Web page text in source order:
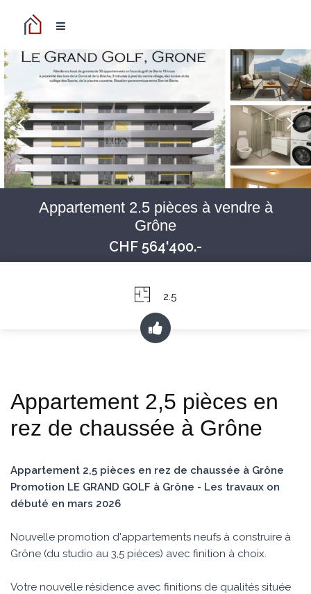
Appartement 2.5 pièces à vendre à
Grône
CHF 564'400.-
2.5
Appartement 2,5 pièces en
rez de chaussée à Grône
Appartement 2,5 pièces en rez de chaussée à Grône
Promotion LE GRAND GOLF à Grône - Les travaux on
débuté en mars 2026
Nouvelle promotion d'appartements neufs à construire à
Grône (du studio au 3,5 pièces) avec finition à choix.
Votre nouvelle résidence avec finitions de qualités située